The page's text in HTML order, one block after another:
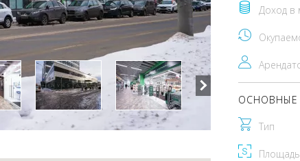
Доход в
ОСНОВНЫЕ
Тип
Площадь